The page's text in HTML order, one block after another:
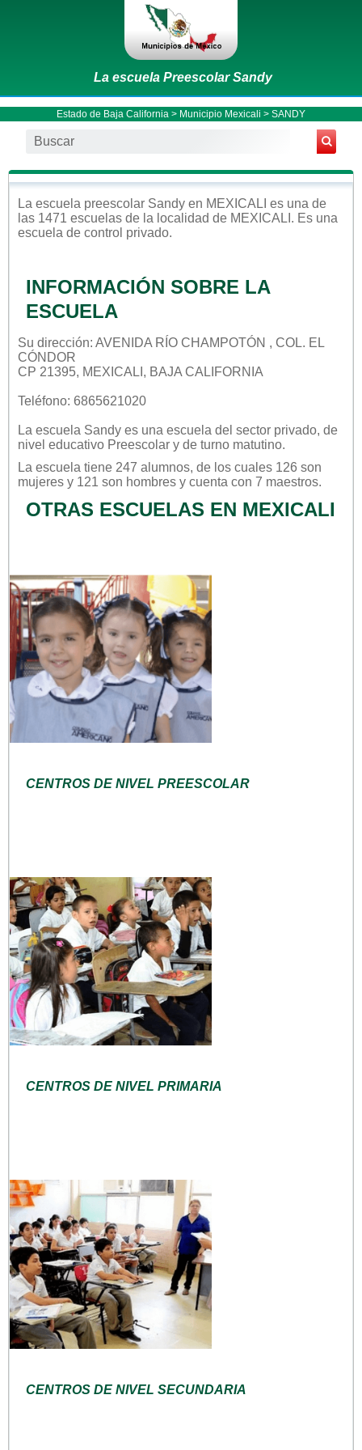
La escuela Preescolar Sandy
Estado de Baja California > Municipio Mexicali > SANDY
La escuela preescolar Sandy en MEXICALI es una de
las 1471 escuelas de la localidad de MEXICALI . Es una
escuela de control privado.
INFORMACIÓN SOBRE LA
ESCUELA
Su dirección: AVENIDA RÍO CHAMPOTÓN , COL. EL
CÓNDOR
CP 21395, MEXICALI, BAJA CALIFORNIA
Teléfono: 6865621020
La escuela Sandy es una escuela del sector privado, de
nivel educativo Preescolar y de turno matutino.
La escuela tiene 247 alumnos, de los cuales 126 son
mujeres y 121 son hombres y cuenta con 7 maestros.
OTRAS ESCUELAS EN MEXICALI
CENTROS DE NIVEL PREESCOLAR
CENTROS DE NIVEL PRIMARIA
CENTROS DE NIVEL SECUNDARIA